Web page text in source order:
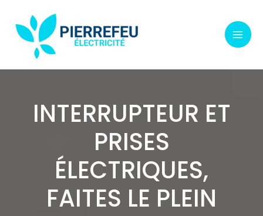
contenu
INTERRUPTEUR ET
PRISES
ÉLECTRIQUES,
FAITES LE PLEIN